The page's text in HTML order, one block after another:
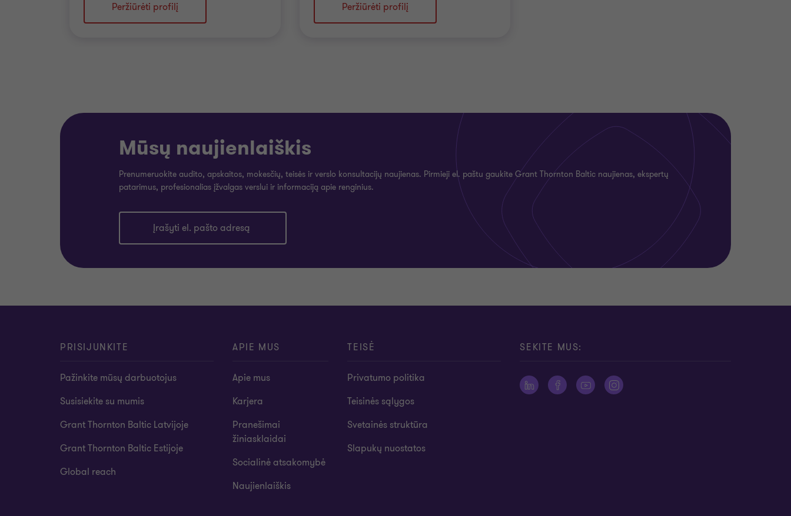
Peržiūrėti profilį Peržiūrėti profilį
Mūsų naujienlaiškis
Prenumeruokite audito, apskaitos, mokesčių, teisės ir verslo konsultacijų naujienas. Pirmieji el. paštu gaukite Grant Thornton Baltic naujienas, ekspertų
patarimus, profesionalias įžvalgas verslui ir informaciją apie renginius.
Įrašyti el. pašto adresą
PRISIJUNKITE
Pažinkite mūsų darbuotojus
Susisiekite su mumis
Grant Thornton Baltic Latvijoje
Grant Thornton Baltic Estijoje
Global reach
APIE MUS
Apie mus
Karjera
Pranešimai
žiniasklaidai
Socialinė atsakomybė
Naujienlaiškis
TEISĖ
Privatumo politika
Teisinės sąlygos
Svetainės struktūra
Slapukų nuostatos
SEKITE MUS: